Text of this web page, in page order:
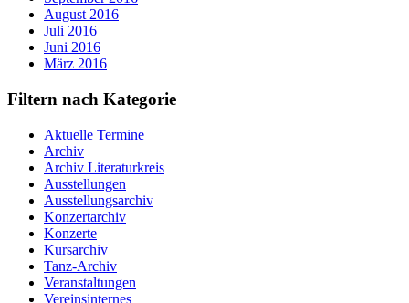
August 2016
Juli 2016
Juni 2016
März 2016
Filtern nach Kategorie
Aktuelle Termine
Archiv
Archiv Literaturkreis
Ausstellungen
Ausstellungsarchiv
Konzertarchiv
Konzerte
Kursarchiv
Tanz-Archiv
Veranstaltungen
Vereinsinternes